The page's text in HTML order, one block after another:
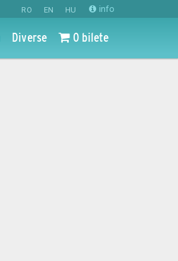
RO EN HU info
Diverse 0 bilete